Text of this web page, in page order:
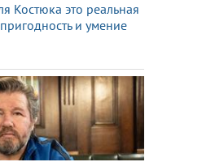
Костюка это реальная
и умение